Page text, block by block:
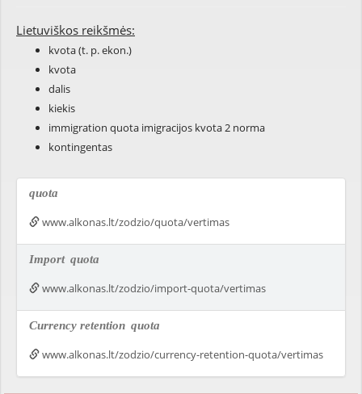
Lietuviškos reikšmės:
kvota (t. p. ekon.)
kvota
dalis
kiekis
immigration quota imigracijos kvota 2 norma
kontingentas
quota
www.alkonas.lt/zodzio/quota/vertimas
Import quota
www.alkonas.lt/zodzio/import-quota/vertimas
Currency retention quota
www.alkonas.lt/zodzio/currency-retention-quota/vertimas